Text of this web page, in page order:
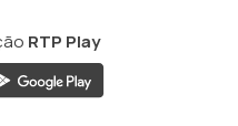
RTP Play